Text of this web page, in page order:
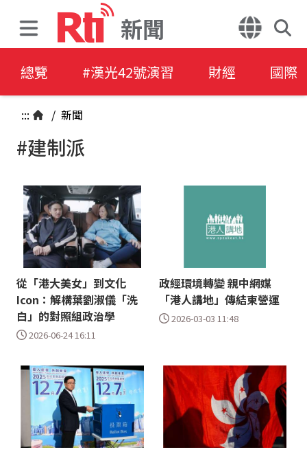
新聞
總覽 #漢光42號演習 財經 國際
::: / 新聞
#建制派
從「港大美女」到文化
Icon：解構葉劉淑儀「洗
白」的對照組政治學
2026-06-24 16:11
政經環境轉變 親中網媒
「港人講地」傳結束營運
2026-03-03 11:48